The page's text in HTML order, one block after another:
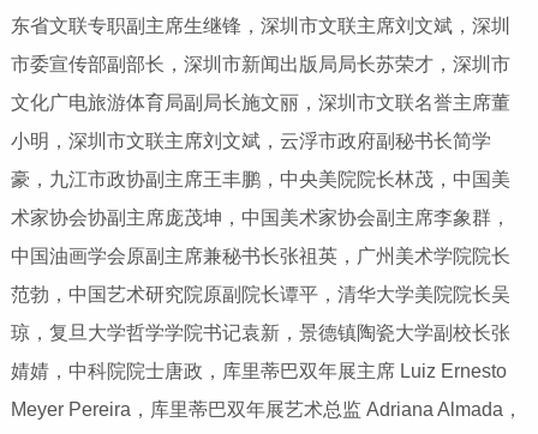
东省文联专职副主席生继锋，深圳市文联主席刘文斌，深圳
市委宣传部副部长，深圳市新闻出版局局长苏荣才，深圳市
文化广电旅游体育局副局长施文丽，深圳市文联名誉主席董
小明，深圳市文联主席刘文斌，云浮市政府副秘书长简学
豪，九江市政协副主席王丰鹏，中央美院院长林茂，中国美
术家协会协副主席庞茂坤，中国美术家协会副主席李象群，
中国油画学会原副主席兼秘书长张祖英，广州美术学院院长
范勃，中国艺术研究院原副院长谭平，清华大学美院院长吴
琼，复旦大学哲学学院书记袁新，景德镇陶瓷大学副校长张
婧婧，中科院院士唐政，库里蒂巴双年展主席 Luiz Ernesto
Meyer Pereira，库里蒂巴双年展艺术总监 Adriana Almada，